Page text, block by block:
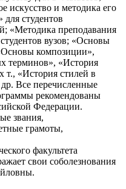
искусство и методика его
студентов
«Методика преподавания
вузов; «Основы
композиции»,
терминов», «История
т., «История стилей в
Все перечисленные
рекомендованы
Федерации.
звания,
грамоты,
факультета
свои соболезнования